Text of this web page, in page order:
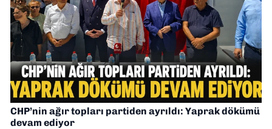
CHP’nin ağır topları partiden ayrıldı: Yaprak dökümü
devam ediyor